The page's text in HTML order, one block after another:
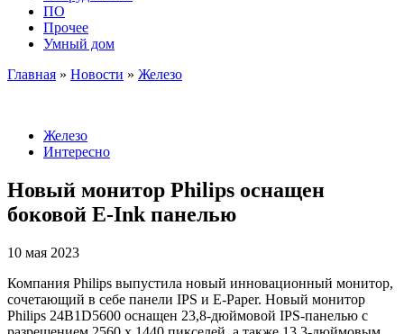
ПО
Прочее
Умный дом
Главная » Новости » Железо
Железо
Интересно
Новый монитор Philips оснащен
боковой E-Ink панелью
10 мая 2023
Компания Philips выпустила новый инновационный монитор,
сочетающий в себе панели IPS и E-Paper. Новый монитор
Philips 24B1D5600 оснащен 23,8-дюймовой IPS-панелью с